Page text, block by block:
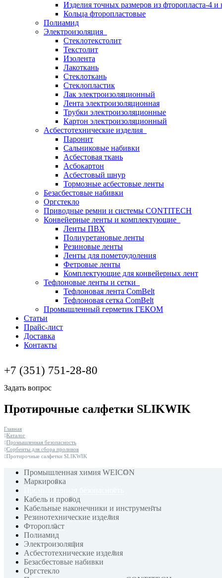
Изделия точных размеров из фторопласта-4 и
Кольца фторопластовые
Полиамид
Электроизоляция
Стеклотекстолит
Текстолит
Изолента
Лакоткань
Стеклоткань
Стеклопластик
Лак электроизоляционный
Лента электроизоляционная
Трубки электроизоляционные
Картон электроизоляционный
Асбестотехнические изделия
Паронит
Сальниковые набивки
Асбестовая ткань
Асбокартон
Асбестовый шнур
Тормозные асбестовые ленты
Безасбестовые набивки
Оргстекло
Приводные ремни и системы CONTITECH
Конвейерные ленты и комплектующие
Ленты ПВХ
Полиуретановые ленты
Резиновые ленты
Ленты для пометоудоления
Фетровые ленты
Комплектующие для конвейерных лент
Тефлоновые ленты и сетки
Тефлоновая лента ComBelt
Тефлоновая сетка ComBelt
Промышленный герметик ГЕКОМ
Статьи
Прайс-лист
Доставка
Контакты
+7 (351) 751-28-80
Задать вопрос
Протирочные салфетки SLIKWIK
Главная
Каталог
Промышленная безопасность
Сорбенты для сбора проливов
Протирочные салфетки SLIKWIK
Промышленная химия WEICON
Маркировка
Кабель и провод
Кабельные наконечники и инструменты
Резинотехнические изделия
Фторопласт
Полиамид
Электроизоляция
Асбестотехнические изделия
Безасбестовые набивки
Оргстекло